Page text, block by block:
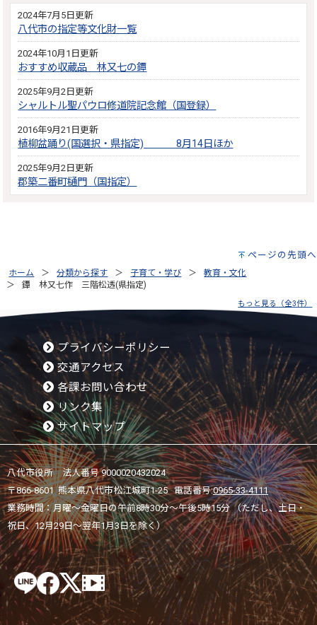
2024年7月5日更新
八代市の指定等文化財一覧
2024年10月1日更新
おすすめ収蔵品 林又七の鐔
2025年9月2日更新
シャルトル聖パウロ修道院記念館（国登録）
2016年9月21日更新
植柳盆踊り(国選択・県指定) 8月14日ほか
2025年9月2日更新
郡築二番町樋門（国指定）
ページの先頭へ
ホーム 分類から探す 子育て・学び
教育・文化
鐔 林又七作 三階松透(県指定)
もっと見る（全3件）
プライバシーポリシー
交通アクセス
各課お問い合わせ
リンク集
サイトマップ
八代市役所 法人番号 9000020432024
〒866-8601 熊本県八代市松江城町1-25 電話番号:0965-33-4111
業務時間：月曜～金曜日の午前8時30分～午後5時15分 （ただし、土日・
祝日、12月29日～翌年1月3日を除く）